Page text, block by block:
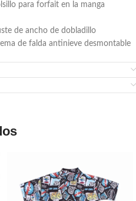
para forfait en la manga
de ancho de dobladillo
de falda antinieve desmontable